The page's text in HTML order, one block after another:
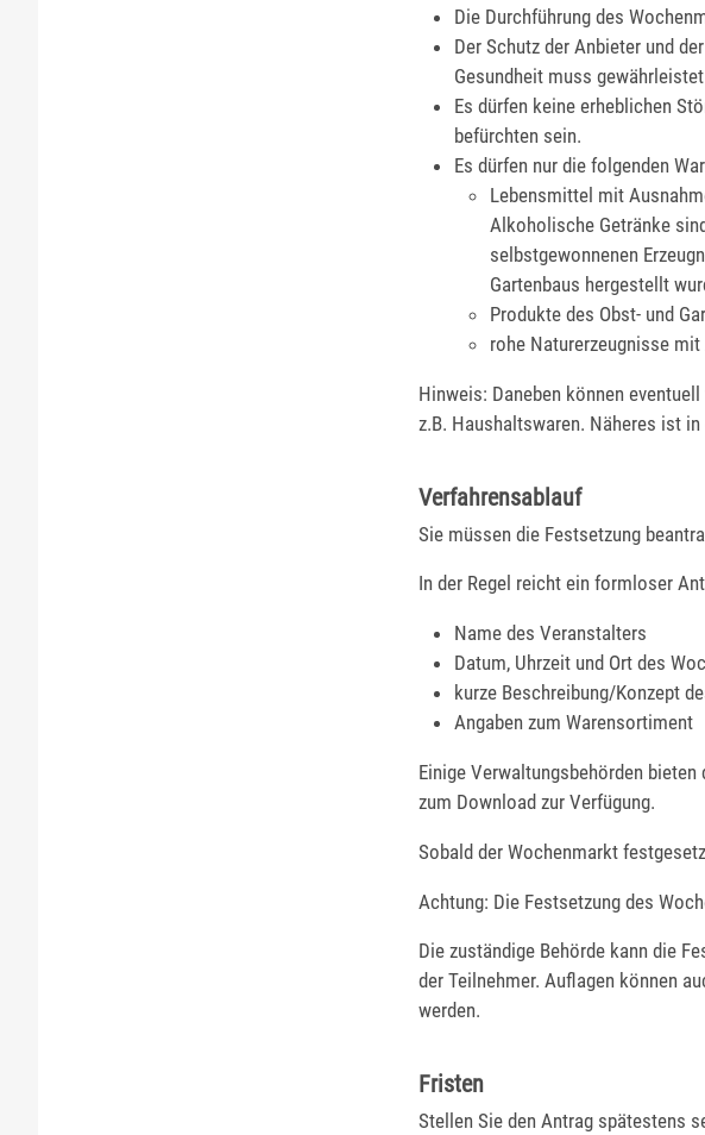
Die Durchführung des
Der Schutz der Anbieter und
Gesundheit muss
Es dürfen keine erheblichen
befürchten sein.
Es dürfen nur die folgenden
Lebensmittel mit
Alkoholische Getränke
selbstgewonnenen
Gartenbaus hergestellt
Produkte des Obst- und
rohe Naturerzeugnisse
Hinweis: Daneben können
z.B. Haushaltswaren. Näheres ist
Verfahrensablauf
Sie müssen die Festsetzung
In der Regel reicht ein formloser
Name des Veranstalters
Datum, Uhrzeit und Ort des
kurze Beschreibung/Konzept
Angaben zum Warensortiment
Einige Verwaltungsbehörden
zum Download zur Verfügung.
Sobald der Wochenmarkt
Achtung: Die Festsetzung des
Die zuständige Behörde kann die
der Teilnehmer. Auflagen können
werden.
Fristen
Stellen Sie den Antrag spätestens